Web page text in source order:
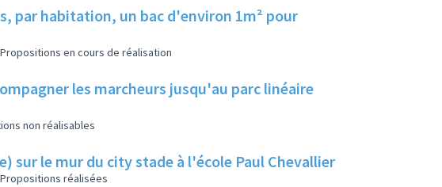
par habitation, un bac d'environ 1m² pour
Propositions en cours de réalisation
les marcheurs jusqu'au parc linéaire
non réalisables
sur le mur du city stade à l'école Paul Chevallier
Propositions réalisées